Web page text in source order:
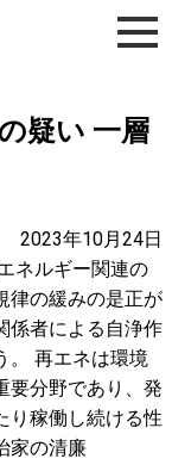
疑い 一層
2023年10月24日
ネルギー関連の
律の緩みの是正が
係者による自浄作
。 再エネは環境
要分野であり、発
り稼働し続ける性
家の清廉